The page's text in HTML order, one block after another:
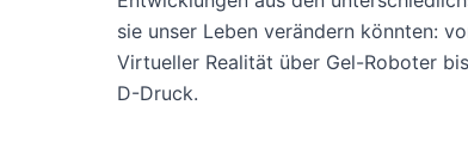
sie unser Leben verändern könnten:
Virtueller Realität über Gel-Roboter
D-Druck.